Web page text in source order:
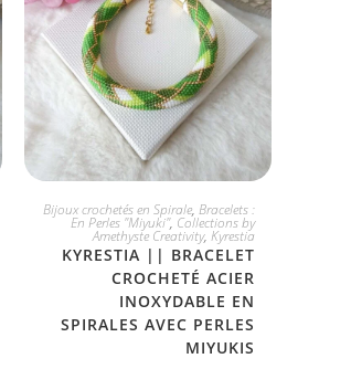
JE L'ADOPTE
Bijoux crochetés en Spirale, Bracelets :
En Perles "Miyuki", Collections by
Amethyste Creativity, Kyrestia
KYRESTIA || BRACELET
CROCHETÉ ACIER
INOXYDABLE EN
SPIRALES AVEC PERLES
MIYUKIS